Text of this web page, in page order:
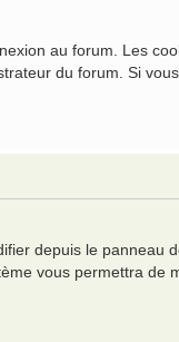
au forum. Les
du forum. Si
depuis le panneau
vous permettra de